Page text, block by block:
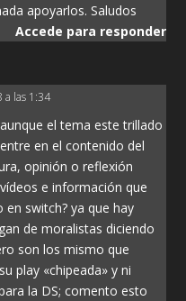
apoyarlos. Saludos
Accede para responder
a las 1:34
el tema este trillado
en el contenido del
opinión o reflexión
e información que
en switch? ya que hay
de moralistas diciendo
son los mismo que
play «chipeada» y ni
la DS; comento esto